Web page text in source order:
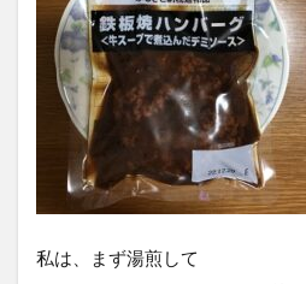
私は、まず湯煎して